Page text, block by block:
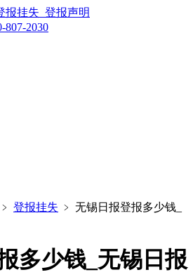
报挂失_登报声明
807-2030
﹥ 登报挂失 ﹥ 无锡日报登报多少钱_
多少钱_无锡日报